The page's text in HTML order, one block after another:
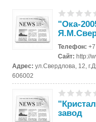
"Ока-
Телефон:
Сайт:http://
Адрес:ул.Свердлова, 12,
606002
завод